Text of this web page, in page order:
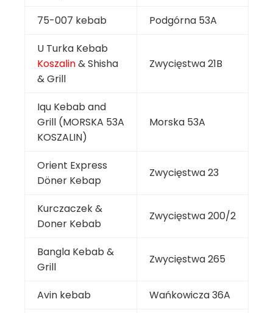
75-007 kebab
Podgórna 53A
U Turka Kebab
Koszalin& Shisha
& Grill
Zwycięstwa 21B
Iqu Kebab and
Grill (MORSKA 53A
KOSZALIN)
Morska 53A
Orient Express
Döner Kebap
Zwycięstwa 23
Kurczaczek &
Doner Kebab
Zwycięstwa 200/2
Bangla Kebab &
Grill
Zwycięstwa 265
Avin kebab Wańkowicza 36A